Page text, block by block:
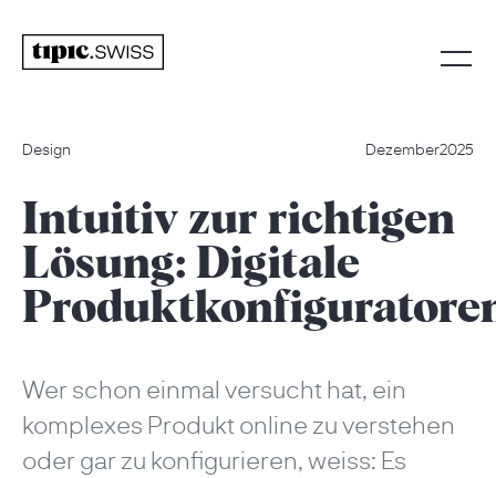
Design Dezember2025
Intuitiv zur richtigen
Lösung: Digitale
Wer schon einmal versucht hat, ein
komplexes Produkt online zu verstehen
oder gar zu konfigurieren, weiss: Es